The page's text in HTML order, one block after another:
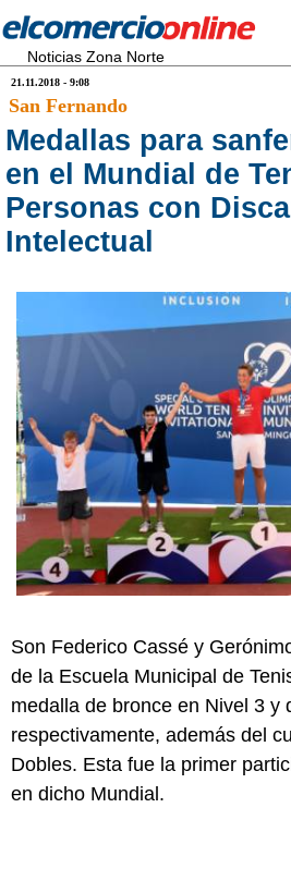
Noticias Zona Norte
21.11.2018 - 9:08
San Fernando
Medallas para
en el Mundial de
Personas con
Intelectual
Son Federico Cassé y
de la Escuela Municipal de
medalla de bronce en Nivel 3 y
respectivamente, además del
Dobles. Esta fue la primer
en dicho Mundial.